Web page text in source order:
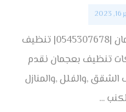
شركة تنظيف في عجمان |0545307678| تنظيف
تنظيف بعجمان نقدم
,والفلل ,والمنازل
...